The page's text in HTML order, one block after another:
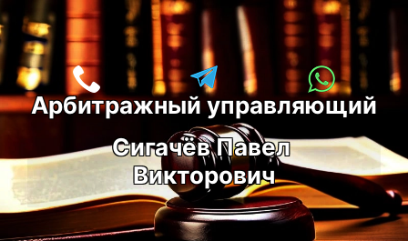
Перейти
к
содержимому
Арбитражный управляющий
Сигачёв Павел
Викторович